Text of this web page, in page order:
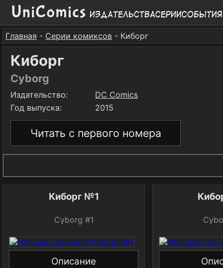
ИздательстваСерииСобытия
Главная - Серии комиксов - Киборг
Киборг
Cyborg
Издательство:
DC Comics
Год выпуска:
2015
Читать с первого номера
Киборг №1
Cyborg #1
Описание